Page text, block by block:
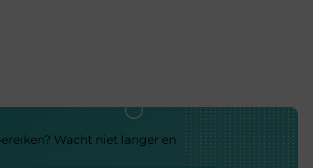
Wacht niet langer en